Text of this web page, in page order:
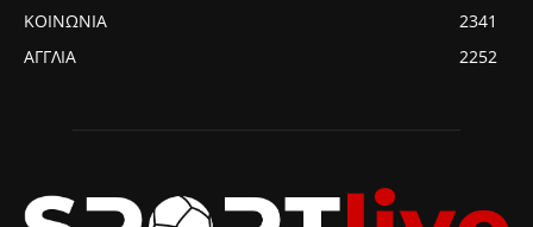
ΚΟΙΝΩΝΙΑ
2341
ΑΓΓΛΙΑ
2252